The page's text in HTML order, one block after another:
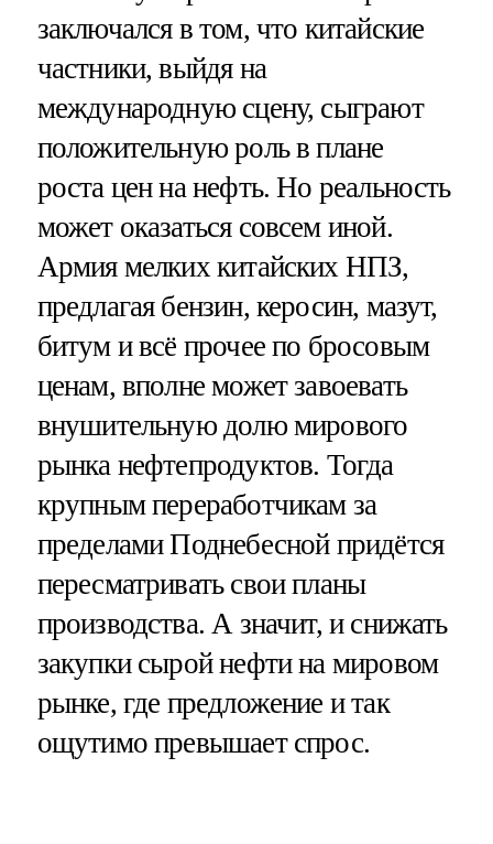
заключался в том, что китайские
частники, выйдя на
международную сцену, сыграют
положительную роль в плане
роста цен на нефть. Но реальность
может оказаться совсем иной.
Армия мелких китайских НПЗ,
предлагая бензин, керосин, мазут,
битум и всё прочее по бросовым
ценам, вполне может завоевать
внушительную долю мирового
рынка нефтепродуктов. Тогда
крупным переработчикам за
пределами Поднебесной придётся
пересматривать свои планы
производства. А значит, и снижать
закупки сырой нефти на мировом
рынке, где предложение и так
ощутимо превышает спрос.